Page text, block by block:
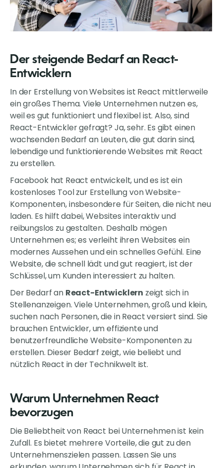
Der steigende Bedarf an React-
Entwicklern
In der Erstellung von Websites ist React mittlerweile
ein großes Thema. Viele Unternehmen nutzen es,
weil es gut funktioniert und flexibel ist. Also, sind
React-Entwickler gefragt? Ja, sehr. Es gibt einen
wachsenden Bedarf an Leuten, die gut darin sind,
lebendige und funktionierende Websites mit React
zu erstellen.
Facebook hat React entwickelt, und es ist ein
kostenloses Tool zur Erstellung von Website-
Komponenten, insbesondere für Seiten, die nicht neu
laden. Es hilft dabei, Websites interaktiv und
reibungslos zu gestalten. Deshalb mögen
Unternehmen es; es verleiht ihren Websites ein
modernes Aussehen und ein schnelles Gefühl. Eine
Website, die schnell lädt und gut reagiert, ist der
Schlüssel, um Kunden interessiert zu halten.
Der Bedarf an React-Entwicklern zeigt sich in
Stellenanzeigen. Viele Unternehmen, groß und klein,
suchen nach Personen, die in React versiert sind. Sie
brauchen Entwickler, um effiziente und
benutzerfreundliche Website-Komponenten zu
erstellen. Dieser Bedarf zeigt, wie beliebt und
nützlich React in der Technikwelt ist.
Warum Unternehmen React
bevorzugen
Die Beliebtheit von React bei Unternehmen ist kein
Zufall. Es bietet mehrere Vorteile, die gut zu den
Unternehmenszielen passen. Lassen Sie uns